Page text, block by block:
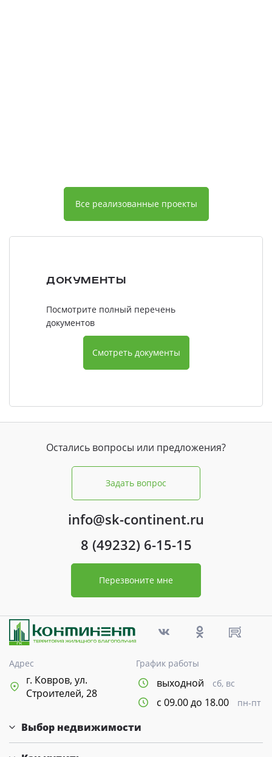
Все реализованные проекты
Документы
Посмотрите полный перечень
документов
Смотреть документы
Остались вопросы или предложения?
Задать вопрос
info@sk-continent.ru
8 (49232) 6-15-15
Перезвоните мне
Адрес
г. Ковров, ул.
Строителей, 28
График работы
выходной сб, вс
с 09.00 до 18.00 пн-пт
Выбор недвижимости